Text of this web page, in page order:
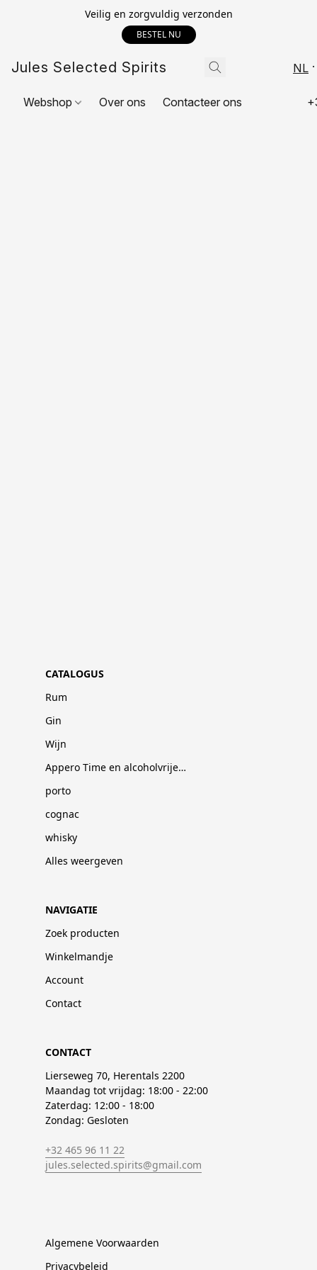
Veilig en zorgvuldig verzonden
BESTEL NU
Jules Selected Spirits NL
Webshop Over ons Contacteer ons
CATALOGUS
Rum
Gin
Wijn
Appero Time en alcoholvrije dranken
porto
cognac
whisky
Alles weergeven
NAVIGATIE
Zoek producten
Winkelmandje
Account
Contact
CONTACT
Lierseweg 70, Herentals 2200
Maandag tot vrijdag: 18:00 - 22:00
Zaterdag: 12:00 - 18:00
Zondag: Gesloten
+32 465 96 11 22
jules.selected.spirits@gmail.com
Algemene Voorwaarden
Privacybeleid